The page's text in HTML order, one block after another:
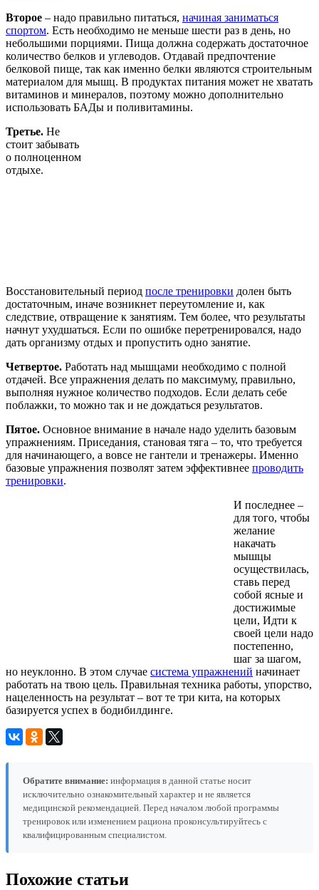
Второе – надо правильно питаться, начиная заниматься
спортом. Есть необходимо не меньше шести раз в день, но
небольшими порциями. Пища должна содержать достаточное
количество белков и углеводов. Отдавай предпочтение
белковой пище, так как именно белки являются строительным
материалом для мышц. В продуктах питания может не хватать
витаминов и минералов, поэтому можно дополнительно
использовать БАДы и поливитамины.
Третье. Не
стоит забывать
о полноценном
отдыхе.
Восстановительный период после тренировки долен быть
достаточным, иначе возникнет переутомление и, как
следствие, отвращение к занятиям. Тем более, что результаты
начнут ухудшаться. Если по ошибке перетренировался, надо
дать организму отдых и пропустить одно занятие.
Четвертое. Работать над мышцами необходимо с полной
отдачей. Все упражнения делать по максимуму, правильно,
выполняя нужное количество подходов. Если делать себе
поблажки, то можно так и не дождаться результатов.
Пятое. Основное внимание в начале надо уделить базовым
упражнениям. Приседания, становая тяга – то, что требуется
для начинающего, а вовсе не гантели и тренажеры. Именно
базовые упражнения позволят затем эффективнее проводить
тренировки.
И последнее –
для того, чтобы
желание
накачать
мышцы
осуществилась,
ставь перед
собой ясные и
достижимые
цели, Идти к
своей цели надо
постепенно,
шаг за шагом,
но неуклонно. В этом случае система упражнений начинает
работать на твою цель. Правильная техника работы, упорство,
нацеленность на результат – вот те три кита, на которых
базируется успех в бодибилдинге.
Обратите внимание: информация в данной статье носит
исключительно ознакомительный характер и не является
медицинской рекомендацией. Перед началом любой программы
тренировок или изменением рациона проконсультируйтесь с
квалифицированным специалистом.
Похожие статьи